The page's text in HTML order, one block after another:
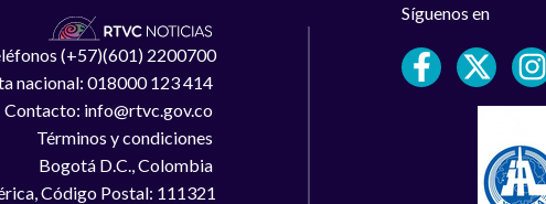
(+57)(601) 2200700
nacional: 018000 123 414
Contacto: info@rtvc.gov.co
Términos y condiciones
Bogotá D.C., Colombia
Código Postal: 111321
Síguenos en